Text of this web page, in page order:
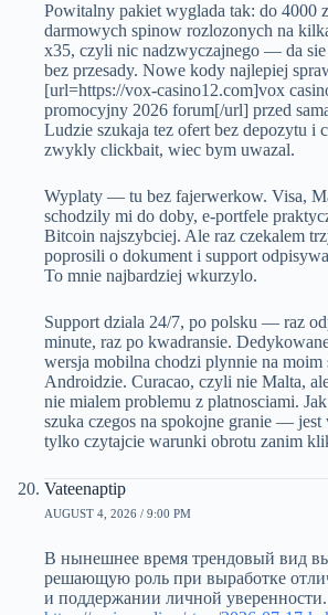
Powitalny pakiet wyglada tak: do 4000
darmowych spinow rozlozonych na
x35, czyli nic nadzwyczajnego — da
bez przesady. Nowe kody najlepiej
[url=https://vox-casino12.com]vox
promocyjny 2026 forum[/url] przed
Ludzie szukaja tez ofert bez depozytu i
zwykly clickbait, wiec bym uwazal.
Wyplaty — tu bez fajerwerkow. Visa,
schodzily mi do doby, e-portfele
Bitcoin najszybciej. Ale raz czekalem
poprosili o dokument i support
To mnie najbardziej wkurzylo.
Support dziala 24/7, po polsku — raz
minute, raz po kwadransie.
wersja mobilna chodzi plynnie na moim
Androidzie. Curacao, czyli nie Malta,
nie mialem problemu z platnosciami.
szuka czegos na spokojne granie — jest
tylko czytajcie warunki obrotu zanim
Vateenaptip
AUGUST 4, 2026 / 9:00 PM
В нынешнее время трендовый вид
решающую роль при выработке
и поддержании личной уверенности.